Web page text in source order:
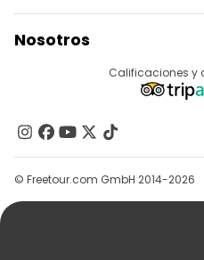
Acceder Como Proveedor
Programa De Afiliados
Nosotros
Contacto
Grupos
Ayuda
Calificaciones y
© Freetour.com GmbH 2014-2026